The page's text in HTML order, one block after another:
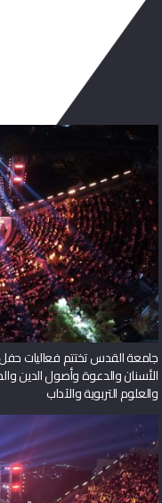
جامعة القدس تختتم فعاليات
الأسنان والدعوة وأصول الدين
والعلوم التربوية والآداب